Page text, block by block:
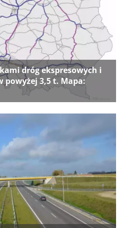
dróg ekspresowych i
3,5 t. Mapa: